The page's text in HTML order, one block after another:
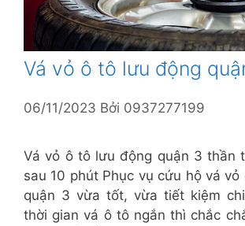
Vá vỏ ô tô lưu động
06/11/2023 Bởi 0937277199
Vá vỏ ô tô lưu động quận 3 thần
sau 10 phút Phục vụ cứu hộ vá
quận 3 vừa tốt, vừa tiết kiệm
thời gian vá ô tô ngắn thì chắc